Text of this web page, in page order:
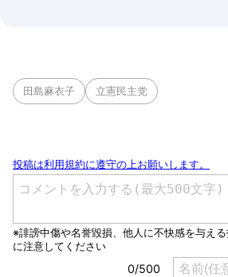
田島麻衣子 立憲民主党